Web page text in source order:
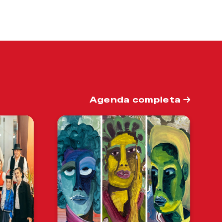
Agenda completa